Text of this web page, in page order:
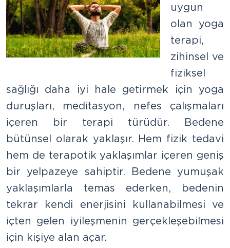
uygun
olan yoga
terapi,
zihinsel ve
fiziksel
sağlığı daha iyi hale getirmek için yoga
duruşları, meditasyon, nefes çalışmaları
içeren bir terapi türüdür. Bedene
bütünsel olarak yaklaşır. Hem fizik tedavi
hem de terapotik yaklaşımlar içeren geniş
bir yelpazeye sahiptir. Bedene yumuşak
yaklaşımlarla temas ederken, bedenin
tekrar kendi enerjisini kullanabilmesi ve
içten gelen iyileşmenin gerçekleşebilmesi
için kişiye alan açar.